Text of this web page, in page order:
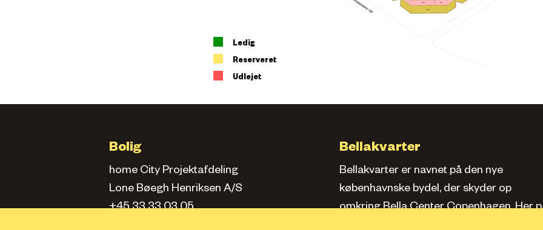
183
Café
Ledig
Reserveret
Udlejet
Bolig
home City Projektafdeling
Lone Bøegh Henriksen A/S
+45 33 33 03 05
Bellakvarter
Bellakvarter er navnet på den nye
københavnske bydel, der skyder op
omkring Bella Center Copenhagen. Her